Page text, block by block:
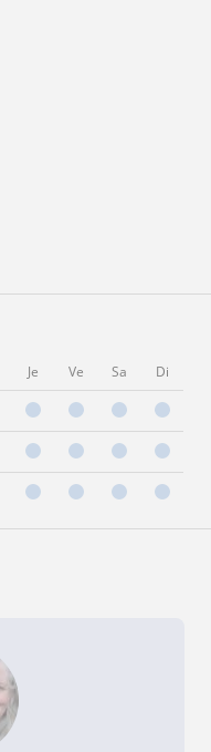
Je Ve Sa Di